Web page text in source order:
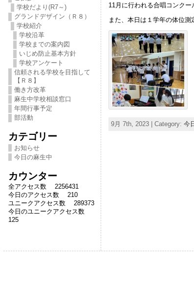
学校だより(R7～)
グランドデザイン（Ｒ８）
学校紹介
学校沿革
学校までの案内図
いじめ防止基本方針
学校アンケート
信頼される学校を目指して
【Ｒ８】
働き方改革
麻生中学校相談窓口
年間行事予定
部活動
カテゴリー
お知らせ
今日の麻生中
カウンター
全アクセス数 2256431
今日のアクセス数 210
ユニークアクセス数 289373
今日のユニークアクセス数
125
11月に行われる合唱コンクー
また、本日は１学年の体位
9月 7th, 2023 | Category: 今